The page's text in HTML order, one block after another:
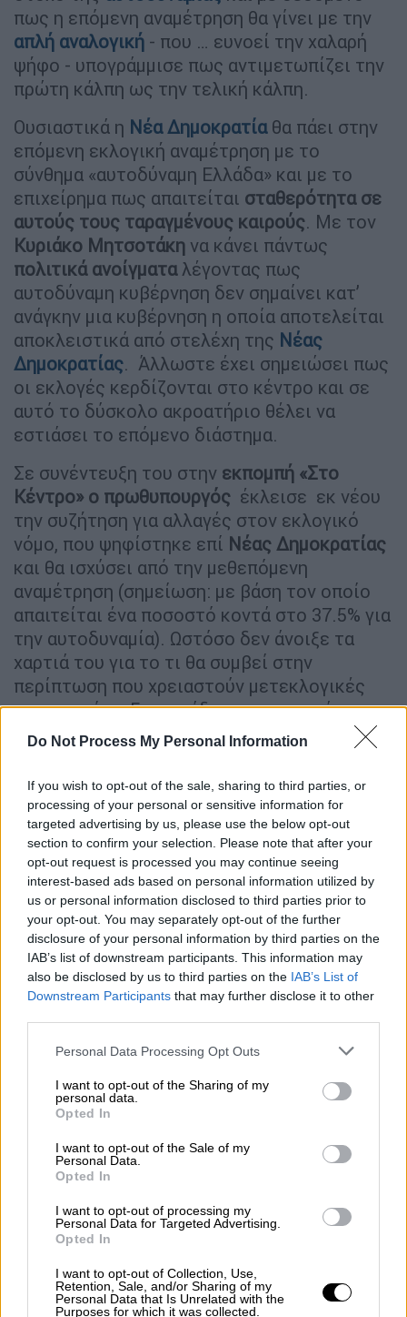
Do Not Process My Personal Information
If you wish to opt-out of the sale, sharing to third parties, or
processing of your personal or sensitive information for
targeted advertising by us, please use the below opt-out
section to confirm your selection. Please note that after your
opt-out request is processed you may continue seeing
interest-based ads based on personal information utilized by
us or personal information disclosed to third parties prior to
your opt-out. You may separately opt-out of the further
disclosure of your personal information by third parties on the
IAB’s list of downstream participants. This information may
also be disclosed by us to third parties on the IAB’s List of
Downstream Participants that may further disclose it to other
Please note that this website/app uses one or more Google
not limited to your visit or usage behaviour. You may click to
grant or deny consent to Google and its third-party tags to
use your data for below specified purposes in below Google
consent section.
Personal Data Processing Opt Outs
I want to opt-out of the Sharing of my
personal data.
Opted In
I want to opt-out of the Sale of my
Personal Data.
Opted In
I want to opt-out of processing my
Personal Data for Targeted Advertising.
Opted In
I want to opt-out of Collection, Use,
Retention, Sale, and/or Sharing of my
Personal Data that Is Unrelated with the
Purposes for which it was collected.
πως η επόμενη αναμέτρηση θα γίνει με την
απλή αναλογική - που … ευνοεί την χαλαρή
ψήφο - υπογράμμισε πως αντιμετωπίζει την
πρώτη κάλπη ως την τελική κάλπη.
Ουσιαστικά η Νέα Δημοκρατίαθα πάει στην
επόμενη εκλογική αναμέτρηση με το
σύνθημα «αυτοδύναμη Ελλάδα» και με το
επιχείρημα πως απαιτείται σταθερότητα σε
αυτούς τους ταραγμένους καιρούς. Με τον
Κυριάκο Μητσοτάκη να κάνει πάντως
πολιτικά ανοίγματαλέγοντας πως
αυτοδύναμη κυβέρνηση δεν σημαίνει κατ’
ανάγκην μια κυβέρνηση η οποία αποτελείται
αποκλειστικά από στελέχη της Νέας
Δημοκρατίας. Άλλωστε έχει σημειώσει πως
οι εκλογές κερδίζονται στο κέντρο και σε
αυτό το δύσκολο ακροατήριο θέλει να
εστιάσει το επόμενο διάστημα.
Σε συνέντευξη του στην εκπομπή «Στο
Κέντρο» ο πρωθυπουργός έκλεισε εκ νέου
την συζήτηση για αλλαγές στον εκλογικό
νόμο, που ψηφίστηκε επί Νέας Δημοκρατίας
και θα ισχύσει από την μεθεπόμενη
αναμέτρηση (σημείωση: με βάση τον οποίο
απαιτείται ένα ποσοστό κοντά στο 37.5% για
την αυτοδυναμία). Ωστόσο δεν άνοιξε τα
χαρτιά του για το τι θα συμβεί στην
περίπτωση που χρειαστούν μετεκλογικές
συνεργασίες. Για παράδειγμα στο ερώτημα
αν υπάρχει περίπτωση συνεργασίας με την
σε δεύτερη φάση είπε «δεν
θα απαντήσω σε κανένα υποθετικό σενάριο
για εκλογές οι οποίες ακόμα απέχουν ένα
χρόνο από τώρα».
Πρωθυπουργός ο αρχηγός του
πρώτου κόμματος
Την σαφή θέση πως πρωθυπουργός πρέπει
να είναι ο αρχηγός του πρώτου κόμματος
είτε μόνος του είτε σε κυβέρνηση
συνεργασίας διατύπωσε χθες οκ.
Μητσοτάκης. Η αναφορά αυτή είχε …
αποδεκτή τον πρόεδρο τουΠΑΣΟΚ -
οποίος πρόσφατα είπε πως «από εμάς δεν θα
δει πρωθυπουργική καρέκλα ούτε ο κ.
Μητσοτάκης ούτε ο κ. Τσίπρας».
Μάλιστα ο πρωθυπουργός έκανε και
ονομαστική αναφοράστον κ. Ανδρουλάκη
λέγοντας πως «είναι ένας νέος πολιτικός
αρχηγός και αν μπορώ να δώσω μία
συμβουλή θα ήταν ότι θα ήταν καλό να
αποφεύγει χαρακτηρισμούς και φράσεις που